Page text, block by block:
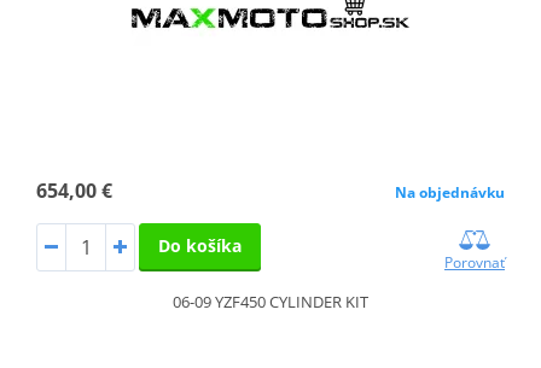
654,00 € Na objednávku
Do košíka
Porovnať
06-09 YZF450 CYLINDER KIT